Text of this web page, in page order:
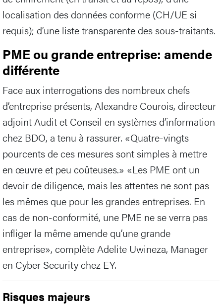
localisation des données conforme (CH/UE si
requis); d’une liste transparente des sous-traitants.
PME ou grande entreprise: amende
différente
Face aux interrogations des nombreux chefs
d’entreprise présents, Alexandre Courois, directeur
adjoint Audit et Conseil en systèmes d’information
chez BDO, a tenu à rassurer. «Quatre-vingts
pourcents de ces mesures sont simples à mettre
en œuvre et peu coûteuses.» «Les PME ont un
devoir de diligence, mais les attentes ne sont pas
les mêmes que pour les grandes entreprises. En
cas de non-conformité, une PME ne se verra pas
infliger la même amende qu’une grande
entreprise», complète Adelite Uwineza, Manager
en Cyber Security chez EY.
Risques majeurs